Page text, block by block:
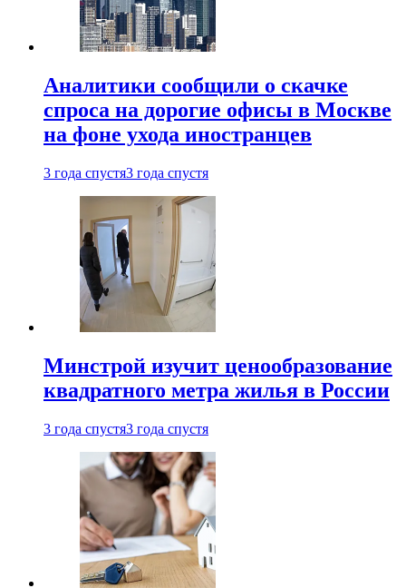
Аналитики сообщили о скачке
спроса на дорогие офисы в Москве
на фоне ухода иностранцев
3 года спустя3 года спустя
Минстрой изучит ценообразование
квадратного метра жилья в России
3 года спустя3 года спустя